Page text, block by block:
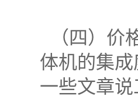
（四）价
体机的集
一些文章